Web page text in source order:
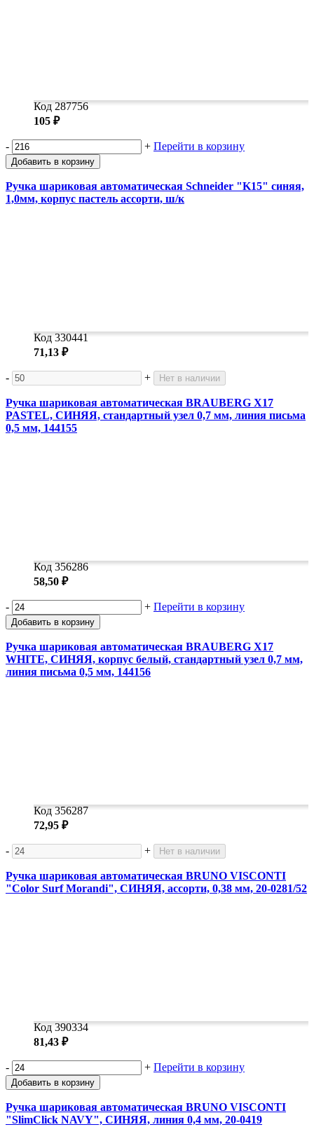
Код 287756
105 ₽
- + Перейти в корзину
Добавить в корзину
Ручка шариковая автоматическая Schneider "K15" синяя,
1,0мм, корпус пастель ассорти, ш/к
Код 330441
71,13 ₽
- + Нет в наличии
Ручка шариковая автоматическая BRAUBERG X17
PASTEL, СИНЯЯ, стандартный узел 0,7 мм, линия письма
0,5 мм, 144155
Код 356286
58,50 ₽
- + Перейти в корзину
Добавить в корзину
Ручка шариковая автоматическая BRAUBERG X17
WHITE, СИНЯЯ, корпус белый, стандартный узел 0,7 мм,
линия письма 0,5 мм, 144156
Код 356287
72,95 ₽
- + Нет в наличии
Ручка шариковая автоматическая BRUNO VISCONTI
"Color Surf Morandi", СИНЯЯ, ассорти, 0,38 мм, 20-0281/52
Код 390334
81,43 ₽
- + Перейти в корзину
Добавить в корзину
Ручка шариковая автоматическая BRUNO VISCONTI
"SlimClick NAVY", СИНЯЯ, линия 0,4 мм, 20-0419